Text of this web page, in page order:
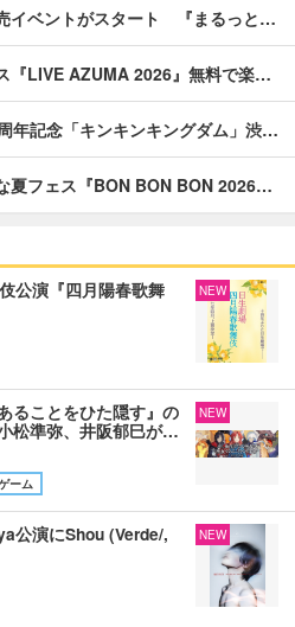
イベントがスタート 『まるっと…
『LIVE AZUMA 2026』無料で楽…
年記念「キンキンキングダム」渋…
夏フェス『BON BON BON 2026…
公演『四月陽春歌舞
NEW
ることをひた隠す』の
松準弥、井阪郁巳が…
ーム
NEW
公演にShou (Verde/,
NEW